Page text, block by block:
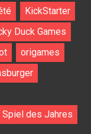
KickStarter
Duck Games
origames
Spiel des Jahres